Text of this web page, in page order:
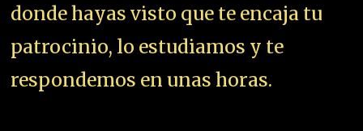
donde hayas visto que te encaja tu
patrocinio, lo estudiamos y te
respondemos en unas horas.